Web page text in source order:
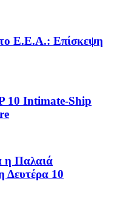
Ε.Ε.Α.: Επίσκεψη
10 Intimate-Ship
η Παλαιά
Δευτέρα 10